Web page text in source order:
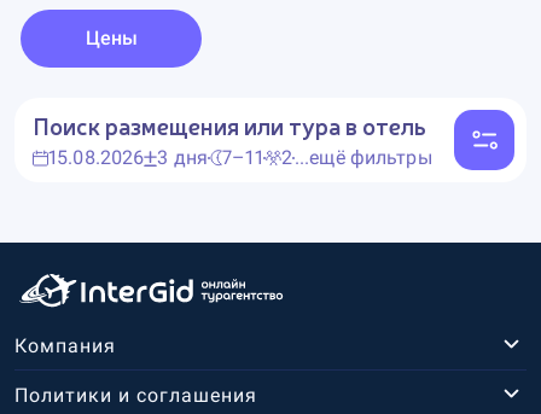
Цены
Поиск размещения или тура в отель
15.08.2026 3 дня 7–11 2...ещё фильтры
Компания
Политики и соглашения